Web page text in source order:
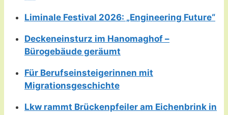
Liminale Festival 2026: „Engineering Future“
Deckeneinsturz im Hanomaghof –
Bürogebäude geräumt
Für Berufseinsteigerinnen mit
Migrationsgeschichte
Lkw rammt Brückenpfeiler am Eichenbrink in